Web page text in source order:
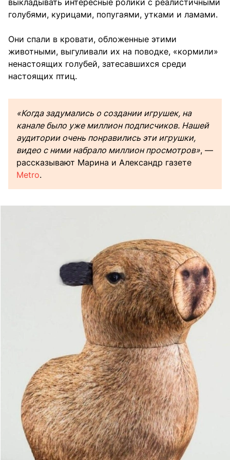
голубями, курицами, попугаями, утками и ламами.
Они спали в кровати, обложенные этими
животными, выгуливали их на поводке, «кормили»
ненастоящих голубей, затесавшихся среди
настоящих птиц.
«Когда задумались о создании игрушек, на
канале было уже миллион подписчиков. Нашей
аудитории очень понравились эти игрушки,
видео с ними набрало миллион просмотров», —
рассказывают Марина и Александр газете
Metro.